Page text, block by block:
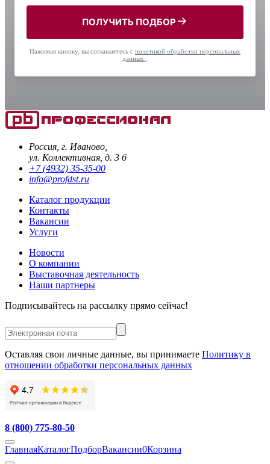
ПОЛУЧИТЬ ПОДБОР
Нажимая кнопку, вы соглашаетесь с политикой обработки персональных
данных
Россия, г. Иваново,
ул. Коллективная, д. 3 б
+7 (4932) 35-35-00
info@profdst.ru
Каталог продукции
Контакты
Вакансии
Услуги
Новости
О компании
Выставочная деятельность
Наши партнеры
Подписывайтесь на рассылку прямо сейчас!
Оставляя свои личные данные, вы принимаете Политику в
отношении обработки персональных данных
8 (800) 775-80-50
ГлавнаяКаталогПодборВакансии0Корзина